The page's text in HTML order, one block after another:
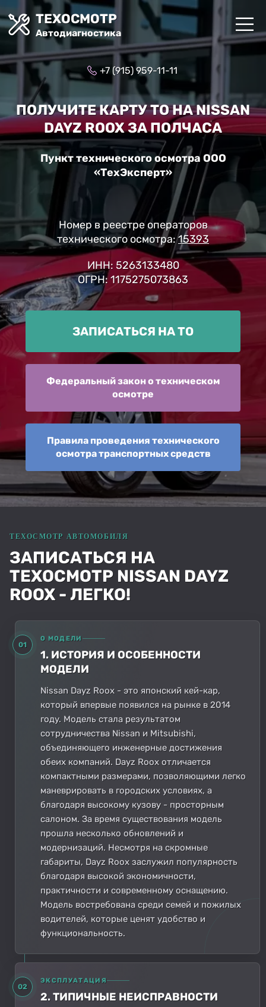
ТЕХОСМОТР
Автодиагностика
+7 (915) 959-11-11
ПОЛУЧИТЕ КАРТУ ТО НА NISSAN
DAYZ ROOX ЗА ПОЛЧАСА
Пункт технического осмотра ООО
«ТехЭксперт»
Номер в реестре операторов
технического осмотра:15393
ИНН: 5263133480
ОГРН: 1175275073863
ЗАПИСАТЬСЯ НА ТО
Федеральный закон о техническом
осмотре
Правила проведения технического
осмотра транспортных средств
ЗАПИСАТЬСЯ НА
ТЕХОСМОТР NISSAN DAYZ
ROOX - ЛЕГКО!
01
О МОДЕЛИ
1. ИСТОРИЯ И ОСОБЕННОСТИ
МОДЕЛИ
Nissan Dayz Roox - это японский кей-кар,
который впервые появился на рынке в 2014
году. Модель стала результатом
сотрудничества Nissan и Mitsubishi,
объединяющего инженерные достижения
обеих компаний. Dayz Roox отличается
компактными размерами, позволяющими легко
маневрировать в городских условиях, а
благодаря высокому кузову - просторным
салоном. За время существования модель
прошла несколько обновлений и
модернизаций. Несмотря на скромные
габариты, Dayz Roox заслужил популярность
благодаря высокой экономичности,
практичности и современному оснащению.
Модель востребована среди семей и пожилых
водителей, которые ценят удобство и
функциональность.
02
ЭКСПЛУАТАЦИЯ
2. ТИПИЧНЫЕ НЕИСПРАВНОСТИ